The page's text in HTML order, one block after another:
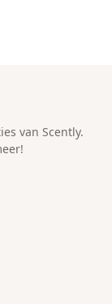
van Scently.